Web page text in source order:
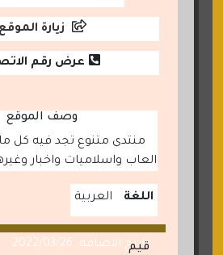
زيارة الموقع
عرض رقم
وصف الموقع
منتدى متنوع تجد فيه كل
العاب واسلاميات واخبار
اللغة العربية
تاريخ الاضافة: 2022/03/26
قيم